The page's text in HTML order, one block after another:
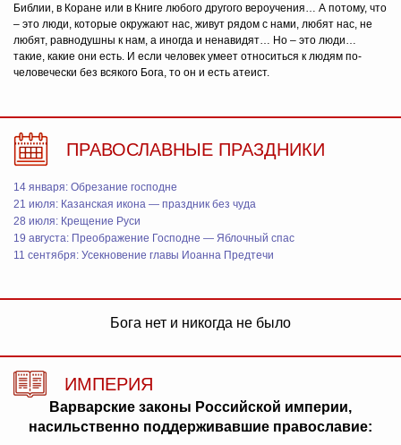
Библии, в Коране или в Книге любого другого вероучения… А потому, что
– это люди, которые окружают нас, живут рядом с нами, любят нас, не
любят, равнодушны к нам, а иногда и ненавидят… Но – это люди…
такие, какие они есть. И если человек умеет относиться к людям по-
человечески без всякого Бога, то он и есть атеист.
ПРАВОСЛАВНЫЕ ПРАЗДНИКИ
14 января: Обрезание господне
21 июля: Казанская икона — праздник без чуда
28 июля: Крещение Руси
19 августа: Преображение Господне — Яблочный спас
11 сентября: Усекновение главы Иоанна Предтечи
Бога нет и никогда не было
ИМПЕРИЯ
Варварские законы Российской империи,
насильственно поддерживавшие православие: